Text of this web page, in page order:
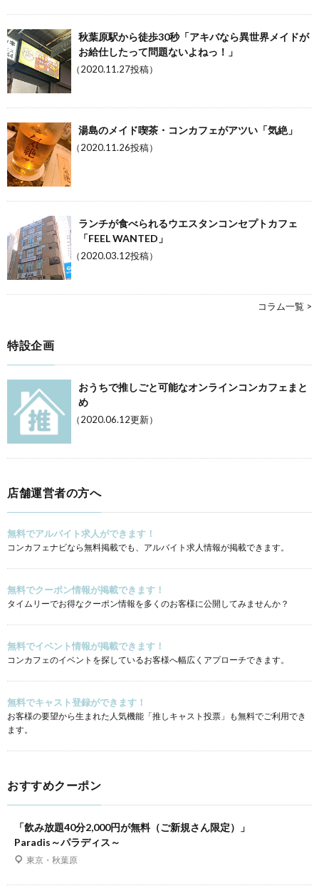
秋葉原駅から徒歩30秒「アキバなら異世界メイドが
お給仕したって問題ないよねっ！」
（2020.11.27投稿）
湯島のメイド喫茶・コンカフェがアツい「気絶」
（2020.11.26投稿）
ランチが食べられるウエスタンコンセプトカフェ
「FEEL WANTED」
（2020.03.12投稿）
コラム一覧 >
特設企画
おうちで推しごと可能なオンラインコンカフェまと
め
（2020.06.12更新）
店舗運営者の方へ
無料でアルバイト求人ができます！
コンカフェナビなら無料掲載でも、アルバイト求人情報が掲載できます。
無料でクーポン情報が掲載できます！
タイムリーでお得なクーポン情報を多くのお客様に公開してみませんか？
無料でイベント情報が掲載できます！
コンカフェのイベントを探しているお客様へ幅広くアプローチできます。
無料でキャスト登録ができます！
お客様の要望から生まれた人気機能「推しキャスト投票」も無料でご利用でき
ます。
おすすめクーポン
「飲み放題40分2,000円が無料（ご新規さん限定）」
Paradis～パラディス～
東京・秋葉原